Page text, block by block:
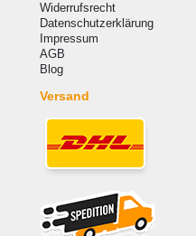
Widerrufsrecht
Datenschutzerklärung
Impressum
AGB
Blog
Versand